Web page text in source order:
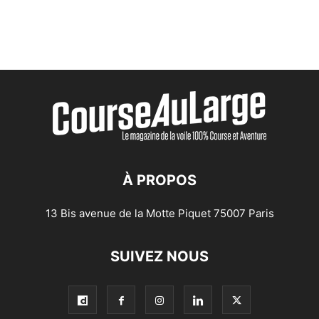
À PROPOS
13 Bis avenue de la Motte Piquet 75007 Paris
SUIVEZ NOUS